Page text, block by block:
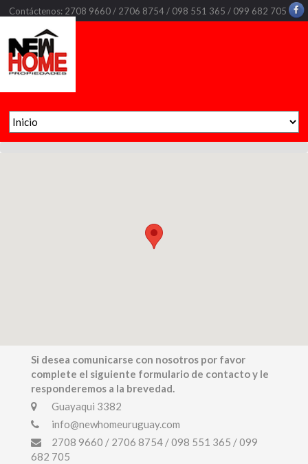
Contáctenos: 2708 9660 / 2706 8754 / 098 551 365 / 099 682 705
Si desea comunicarse con nosotros por favor
complete el siguiente formulario de contacto y le
responderemos a la brevedad.
Guayaqui 3382
info@newhomeuruguay.com
2708 9660 / 2706 8754 / 098 551 365 / 099
682 705